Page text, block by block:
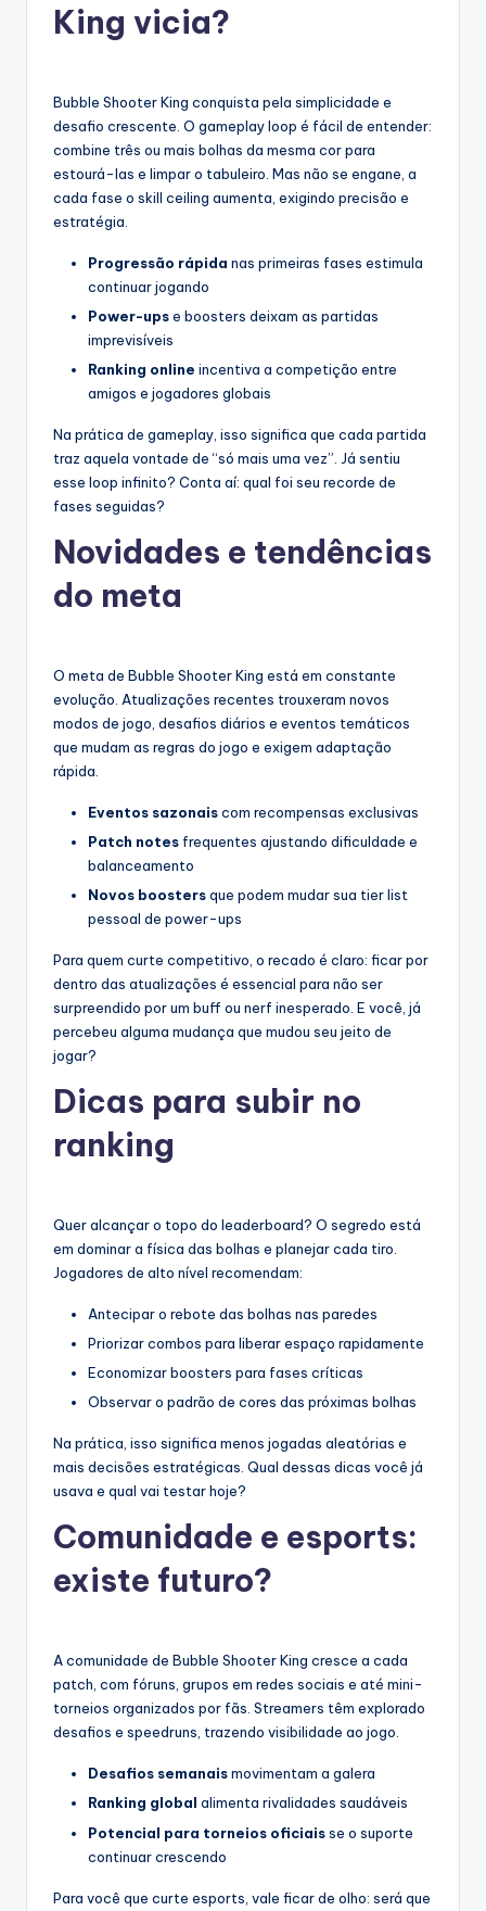
King vicia?
Bubble Shooter King conquista pela simplicidade e
desafio crescente. O gameplay loop é fácil de entender:
combine três ou mais bolhas da mesma cor para
estourá-las e limpar o tabuleiro. Mas não se engane, a
cada fase o skill ceiling aumenta, exigindo precisão e
estratégia.
Progressão rápida nas primeiras fases estimula
continuar jogando
Power-upse boosters deixam as partidas
imprevisíveis
Ranking online incentiva a competição entre
amigos e jogadores globais
Na prática de gameplay, isso significa que cada partida
traz aquela vontade de “só mais uma vez”. Já sentiu
esse loop infinito? Conta aí: qual foi seu recorde de
fases seguidas?
Novidades e tendências
do meta
O meta de Bubble Shooter King está em constante
evolução. Atualizações recentes trouxeram novos
modos de jogo, desafios diários e eventos temáticos
que mudam as regras do jogo e exigem adaptação
rápida.
Eventos sazonaiscom recompensas exclusivas
Patch notes frequentes ajustando dificuldade e
balanceamento
Novos boostersque podem mudar sua tier list
pessoal de power-ups
Para quem curte competitivo, o recado é claro: ficar por
dentro das atualizações é essencial para não ser
surpreendido por um buff ou nerf inesperado. E você, já
percebeu alguma mudança que mudou seu jeito de
jogar?
Dicas para subir no
ranking
Quer alcançar o topo do leaderboard? O segredo está
em dominar a física das bolhas e planejar cada tiro.
Jogadores de alto nível recomendam:
Antecipar o rebote das bolhas nas paredes
Priorizar combos para liberar espaço rapidamente
Economizar boosters para fases críticas
Observar o padrão de cores das próximas bolhas
Na prática, isso significa menos jogadas aleatórias e
mais decisões estratégicas. Qual dessas dicas você já
usava e qual vai testar hoje?
Comunidade e esports:
existe futuro?
A comunidade de Bubble Shooter King cresce a cada
patch, com fóruns, grupos em redes sociais e até mini-
torneios organizados por fãs. Streamers têm explorado
desafios e speedruns, trazendo visibilidade ao jogo.
Desafios semanaismovimentam a galera
Ranking global alimenta rivalidades saudáveis
Potencial para torneios oficiaisse o suporte
continuar crescendo
Para você que curte esports, vale ficar de olho: será que